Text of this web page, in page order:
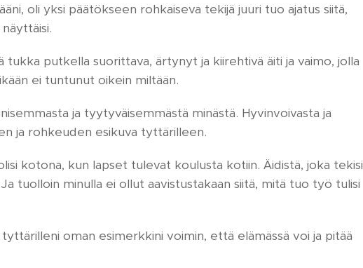
oli yksi päätökseen rohkaiseva tekijä juuri tuo ajatus siitä,
tukka putkella suorittava, ärtynyt ja kiirehtivä äiti ja vaimo, jolla
ei tuntunut oikein miltään.
ja tyytyväisemmästä minästä. Hyvinvoivasta ja
ja rohkeuden esikuva tyttärilleen.
kotona, kun lapset tulevat koulusta kotiin. Äidistä, joka tekisi
tuolloin minulla ei ollut aavistustakaan siitä, mitä tuo työ tulisi
oman esimerkkini voimin, että elämässä voi ja pitää